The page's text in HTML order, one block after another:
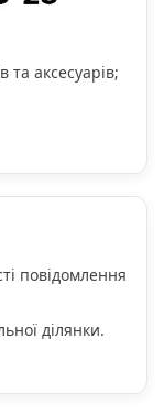
та аксесуарів;
повідомлення
ділянки.